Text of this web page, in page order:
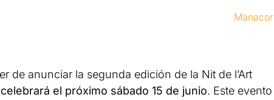
Manacor
de anunciar la segunda edición de la Nit de l’Art
el próximo sábado 15 de junio. Este evento